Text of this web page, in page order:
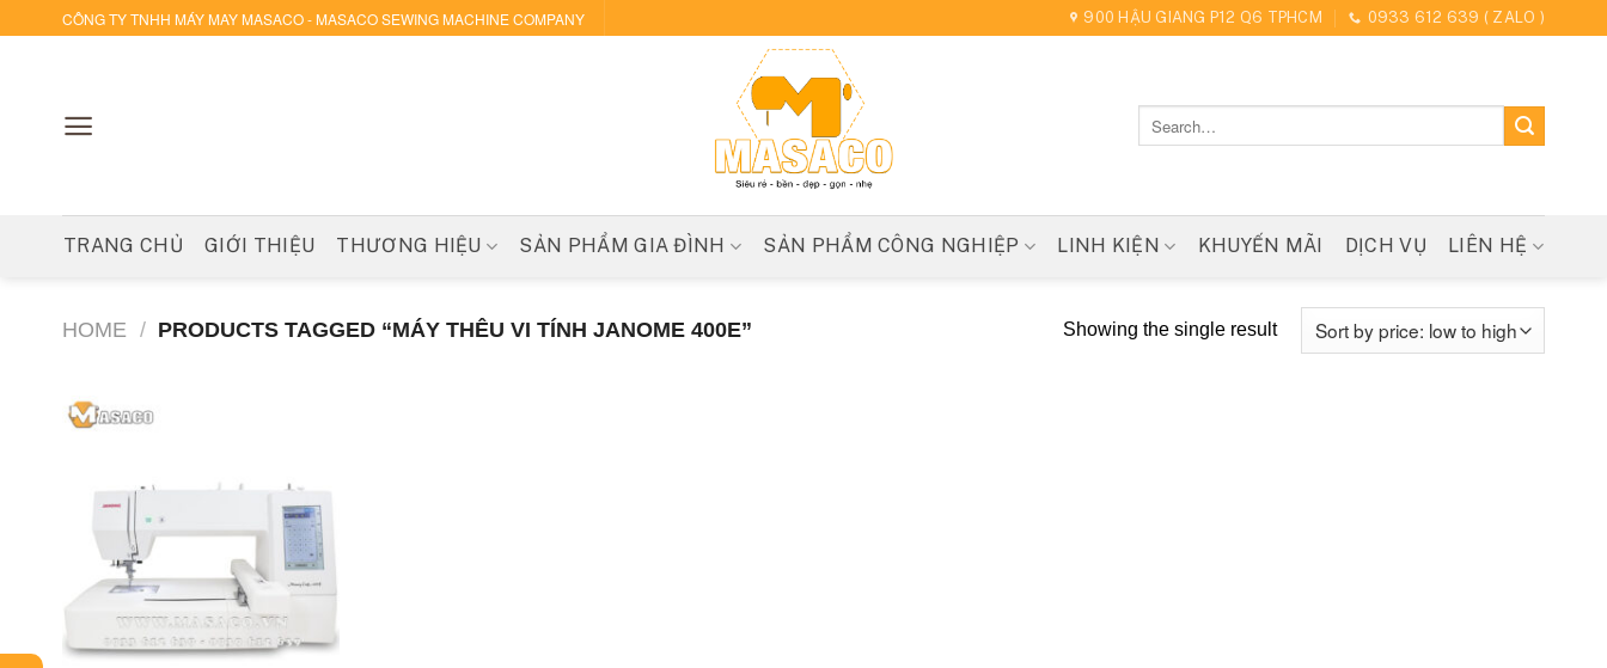
to
CÔNG TY TNHH MÁY MAY MASACO - MASACO SEWING MACHINE COMPANY 900 HẬU GIANG P12 Q6 TPHCM 0933 612 639 ( ZALO )
for:
TRANG CHỦ GIỚI THIỆU THƯƠNG HIỆU SẢN PHẨM GIA ĐÌNH SẢN PHẨM CÔNG NGHIỆP LINH KIỆN KHUYẾN MÃI DỊCH VỤ LIÊN HỆ
HOME / PRODUCTS TAGGED “MÁY THÊU VI TÍNH JANOME 400E” Showing the single result